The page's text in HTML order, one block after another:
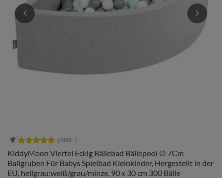
KiddyMoon Viertel Eckig Bällebad Bällepool ∅ 7Cm
Ballgruben Für Babys Spielbad Kleinkinder, Hergestellt in der
EU, hellgrau:weiß/grau/minze, 90 x 30 cm 300 Bälle